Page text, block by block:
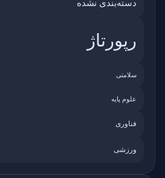
دسته‌بندی نشده
رپورتاژ
سلامتی
علوم پایه
فناوری
ورزشی